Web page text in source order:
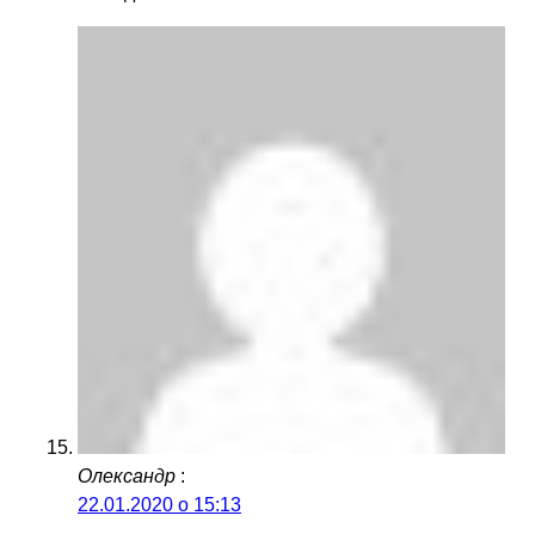
Олександр :
22.01.2020 о 15:13